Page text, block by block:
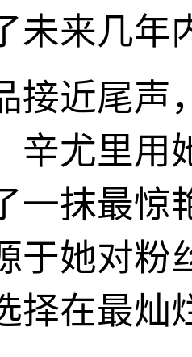
未来几年
接近尾声
辛尤里用
一抹最惊
于她对粉
择在最灿